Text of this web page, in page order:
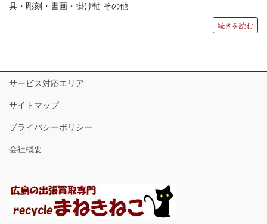
具・彫刻・書画・掛け軸 その他
続きを読む
サービス対応エリア
サイトマップ
プライバシーポリシー
会社概要